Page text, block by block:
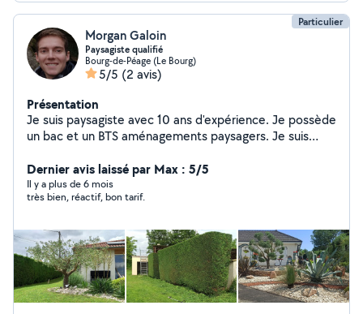
Particulier
Morgan Galoin
Paysagiste qualifié
Bourg-de-Péage (Le Bourg)
5/5 (2 avis)
Présentation
Je suis paysagiste avec 10 ans d'expérience. Je possède
un bac et un BTS aménagements paysagers. Je suis
Dernier avis laissé par Max : 5/5
Il y a plus de 6 mois
très bien, réactif, bon tarif.